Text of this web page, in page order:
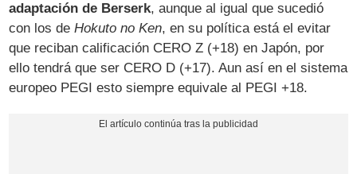
adaptación de Berserk, aunque al igual que sucedió
con los deHokuto no Ken, en su política está el evitar
que reciban calificación CERO Z (+18) en Japón, por
ello tendrá que ser CERO D (+17). Aun así en el sistema
europeo PEGI esto siempre equivale al PEGI +18.